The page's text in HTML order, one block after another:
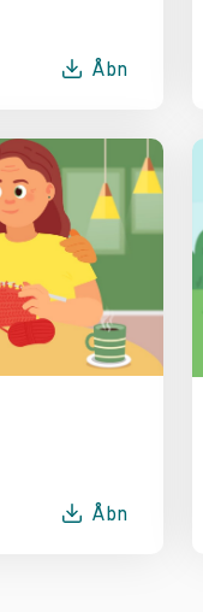
Åbn
Åbn